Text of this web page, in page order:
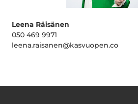
Leena Räisänen
050 469 9971
leena.raisanen@kasvuopen.co